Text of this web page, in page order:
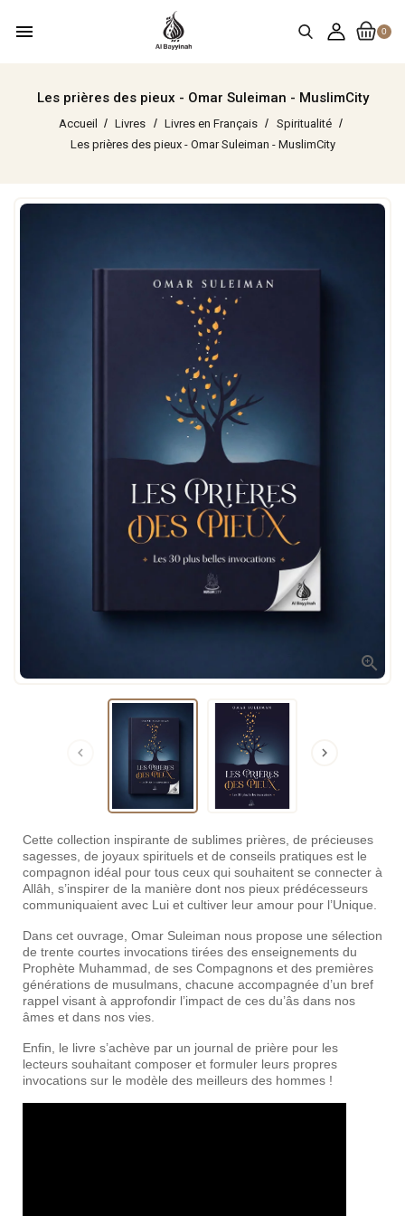
0
menu
Les prières des pieux - Omar Suleiman - MuslimCity
Accueil Livres Livres en Français
Spiritualité
Les prières des pieux - Omar Suleiman - MuslimCity

 
Cette collection inspirante de sublimes prières, de précieuses
sagesses, de joyaux spirituels et de conseils pratiques est le
compagnon idéal pour tous ceux qui souhaitent se connecter à
Allâh, s’inspirer de la manière dont nos pieux prédécesseurs
communiquaient avec Lui et cultiver leur amour pour l’Unique.
Dans cet ouvrage, Omar Suleiman nous propose une sélection
de trente courtes invocations tirées des enseignements du
Prophète Muhammad, de ses Compagnons et des premières
générations de musulmans, chacune accompagnée d’un bref
rappel visant à approfondir l’impact de ces du’âs dans nos
âmes et dans nos vies.
Enfin, le livre s’achève par un journal de prière pour les
lecteurs souhaitant composer et formuler leurs propres
invocations sur le modèle des meilleurs des hommes !